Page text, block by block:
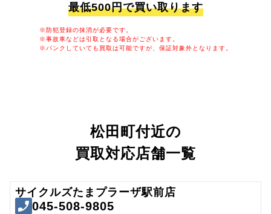
最低500円で買い取ります
※防犯登録の抹消が必要です。
※事故車などは引取となる場合がございます。
※パンクしていても買取は可能ですが、保証対象外となります。
松田町付近の
買取対応店舗一覧
サイクルズたまプラーザ駅前店
045-508-9805